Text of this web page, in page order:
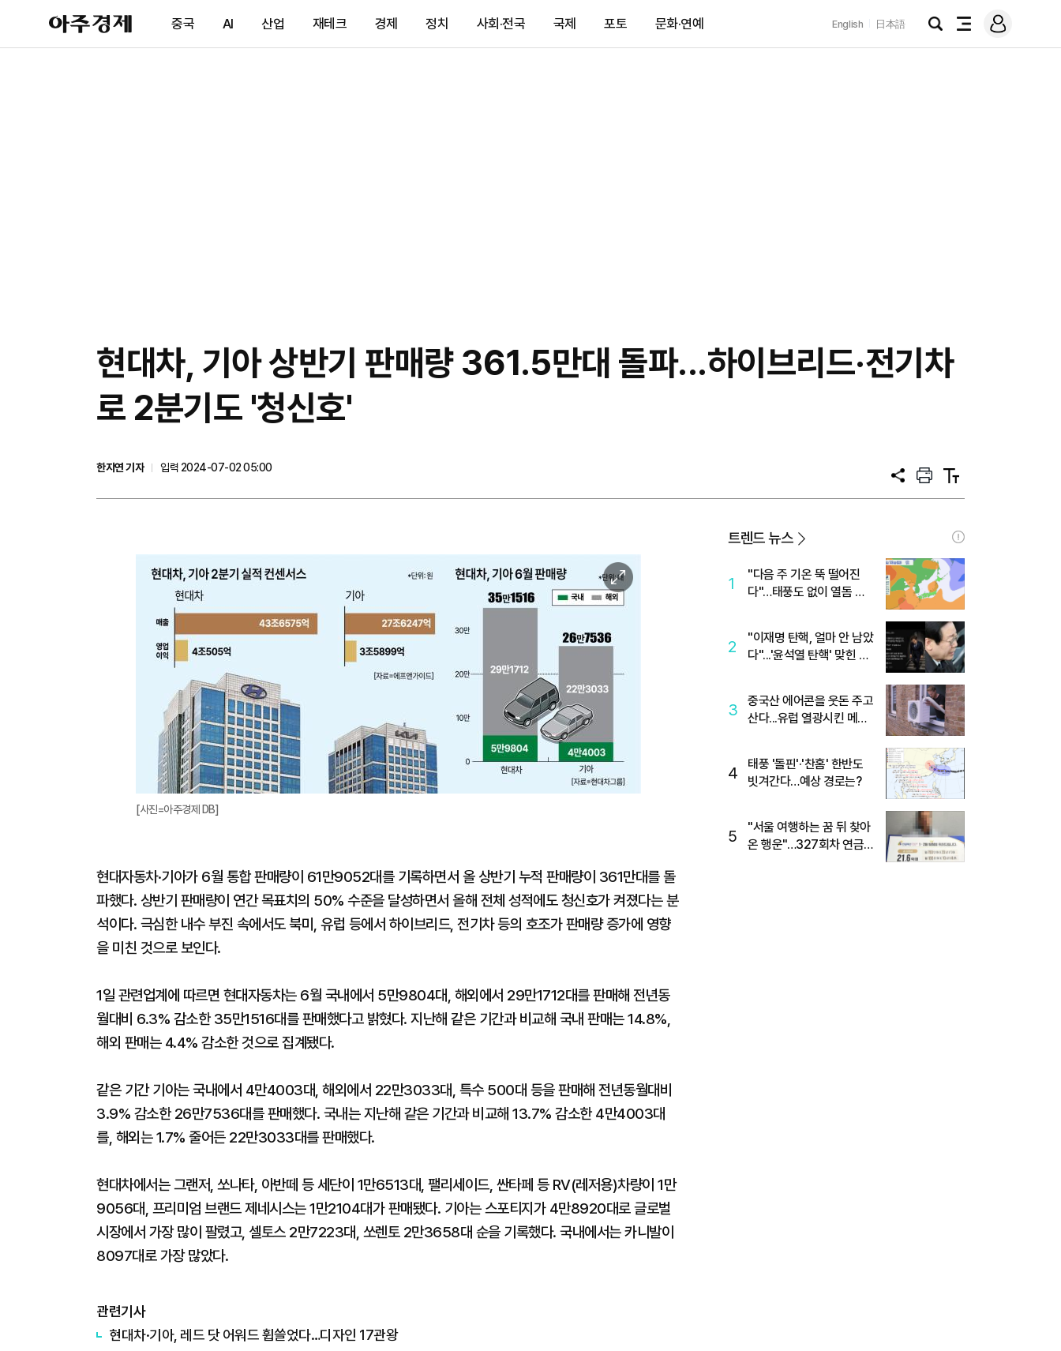
아
주
제
중국 AI 산업 재테크 경제 정치 사회·전국 국제 포토 문화·연예 English 日本語
검
전
메
그
현대차, 기아 상반기 판매량 361.5만대 돌파...하이브리드·전기차
로 2분기도 '청신호'
한지연 기자
입력 2024-07-02 05:00
공
프
트
텍
트
이
미
확
[사진=아주경제 DB]
현대자동차·기아가 6월 통합 판매량이 61만9052대를 기록하면서 올 상반기 누적 판매량이 361만대를 돌
파했다. 상반기 판매량이 연간 목표치의 50% 수준을 달성하면서 올해 전체 성적에도 청신호가 켜졌다는 분
석이다. 극심한 내수 부진 속에서도 북미, 유럽 등에서 하이브리드, 전기차 등의 호조가 판매량 증가에 영향
을 미친 것으로 보인다.
1일 관련업계에 따르면 현대자동차는 6월 국내에서 5만9804대, 해외에서 29만1712대를 판매해 전년동
월대비 6.3% 감소한 35만1516대를 판매했다고 밝혔다. 지난해 같은 기간과 비교해 국내 판매는 14.8%,
해외 판매는 4.4% 감소한 것으로 집계됐다.
같은 기간 기아는 국내에서 4만4003대, 해외에서 22만3033대, 특수 500대 등을 판매해 전년동월대비
3.9% 감소한 26만7536대를 판매했다. 국내는 지난해 같은 기간과 비교해 13.7% 감소한 4만4003대
를, 해외는 1.7% 줄어든 22만3033대를 판매했다.
현대차에서는 그랜저, 쏘나타, 아반떼 등 세단이 1만6513대, 팰리세이드, 싼타페 등 RV(레저용)차량이 1만
9056대, 프리미엄 브랜드 제네시스는 1만2104대가 판매됐다. 기아는 스포티지가 4만8920대로 글로벌
시장에서 가장 많이 팔렸고, 셀토스 2만7223대, 쏘렌토 2만3658대 순을 기록했다. 국내에서는 카니발이
8097대로 가장 많았다.
관련기사
현대차·기아, 레드 닷 어워드 휩쓸었다…디자인 17관왕
트렌드 뉴스
1
"다음 주 기온 뚝 떨어진
다"…태풍도 없이 열돔 박
2
"이재명 탄핵, 얼마 안 남았
다"...'윤석열 탄핵' 맞힌 무
3
중국산 에어콘을 웃돈 주고
산다...유럽 열광시킨 메이
4
태풍 '돌핀'·'찬홈' 한반도
빗겨간다…예상 경로는?
5
"서울 여행하는 꿈 뒤 찾아
온 행운"…327회차 연금